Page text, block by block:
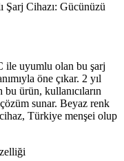
Cihazı: Gücünüzü
ile uyumlu olan bu şarj
öne çıkar. 2 yıl
bu ürün, kullanıcıların
sunar. Beyaz renk
Türkiye menşei olup